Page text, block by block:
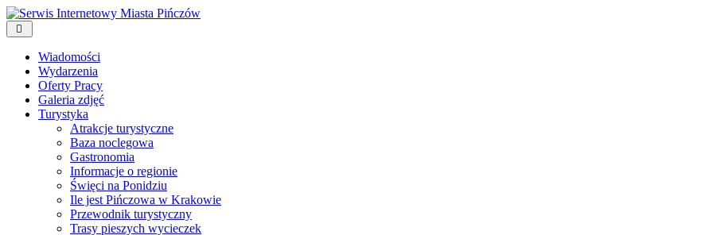
Wiadomości
Wydarzenia
Oferty Pracy
Galeria zdjęć
Turystyka
Atrakcje turystyczne
Baza noclegowa
Gastronomia
Informacje o regionie
Święci na Ponidziu
Ile jest Pińczowa w Krakowie
Przewodnik turystyczny
Trasy pieszych wycieczek